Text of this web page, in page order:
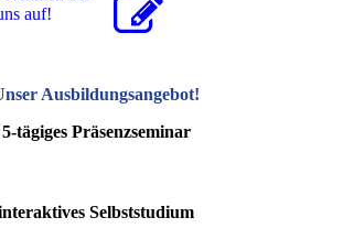
auf!
Ausbildungsangebot!
5-tägiges Präsenzseminar
Selbststudium